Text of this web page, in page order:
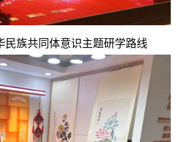
民族共同体意识主题研学路线